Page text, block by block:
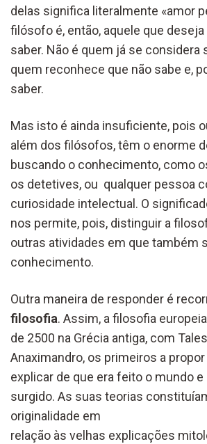
delas significa literalmente «amor
filósofo é, então, aquele que
saber. Não é quem já se considera
quem reconhece que não sabe e,
saber.
Mas isto é ainda insuficiente, pois
além dos filósofos, têm o enorme
buscando o conhecimento, como
os detetives, ou qualquer pessoa
curiosidade intelectual. O
nos permite, pois, distinguir a
outras atividades em que também
conhecimento.
Outra maneira de responder é
filosofia. Assim, a filosofia
de 2500 na Grécia antiga, com
Anaximandro, os primeiros a propor
explicar de que era feito o mundo
surgido. As suas teorias
originalidade em
relação às velhas explicações